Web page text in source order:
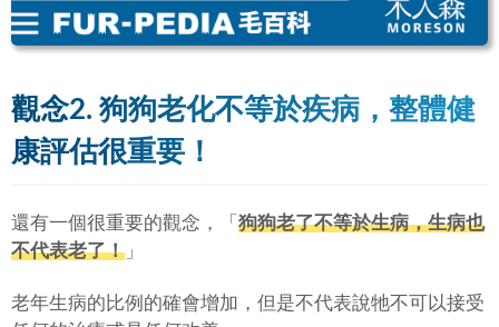
觀念2. 狗狗老化不等於疾病，整體健
康評估很重要！
還有一個很重要的觀念，「 狗狗老了不等於生病，生病也
不代表老了！ 」
老年生病的比例的確會增加，但是不代表說牠不可以接受